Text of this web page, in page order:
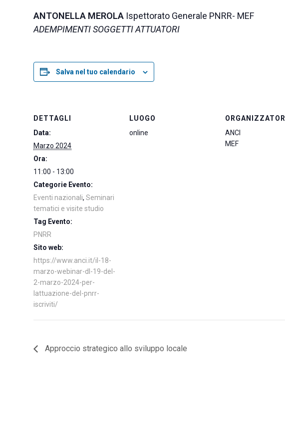
ANTONELLA MEROLA Ispettorato Generale PNRR- MEF
ADEMPIMENTI SOGGETTI ATTUATORI
Salva nel tuo calendario
DETTAGLI
Data:
Marzo 2024
Ora:
11:00 - 13:00
Categorie Evento:
Eventi nazionali,Seminari
tematici e visite studio
Tag Evento:
PNRR
Sito web:
https://www.anci.it/il-18-
marzo-webinar-dl-19-del-
2-marzo-2024-per-
lattuazione-del-pnrr-
iscriviti/
LUOGO
online
ORGANIZZATORI
ANCI
MEF
Approccio strategico allo sviluppo locale